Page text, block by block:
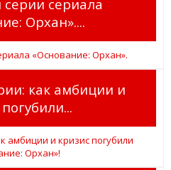
серии сериала
Орхан»....
как амбиции и